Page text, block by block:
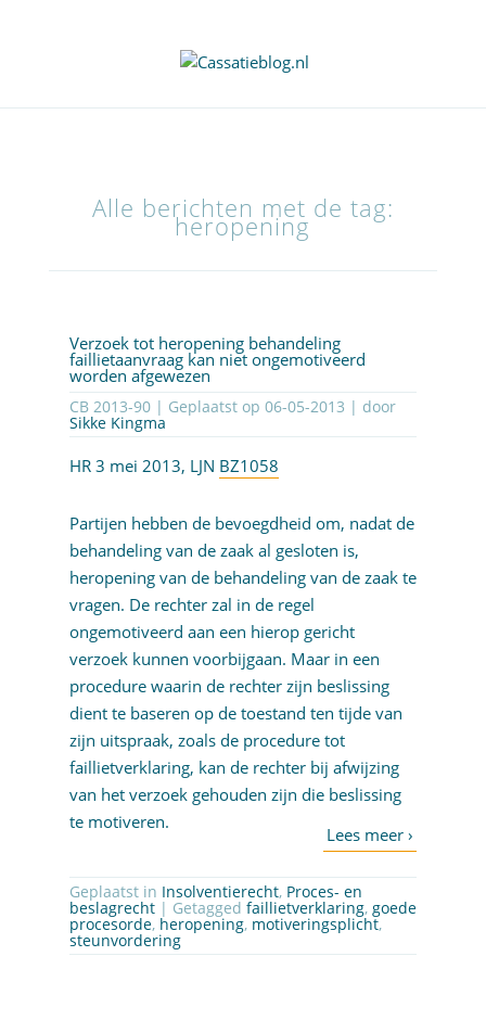
Alle berichten met de tag:
heropening
Verzoek tot heropening behandeling
faillietaanvraag kan niet ongemotiveerd
worden afgewezen
CB 2013-90 | Geplaatst op 06-05-2013 | door
Sikke Kingma
HR 3 mei 2013, LJN BZ1058
Partijen hebben de bevoegdheid om, nadat de
behandeling van de zaak al gesloten is,
heropening van de behandeling van de zaak te
vragen. De rechter zal in de regel
ongemotiveerd aan een hierop gericht
verzoek kunnen voorbijgaan. Maar in een
procedure waarin de rechter zijn beslissing
dient te baseren op de toestand ten tijde van
zijn uitspraak, zoals de procedure tot
faillietverklaring, kan de rechter bij afwijzing
van het verzoek gehouden zijn die beslissing
te motiveren.
Geplaatst in Insolventierecht, Proces- en
beslagrecht | Getagged faillietverklaring, goede
procesorde, heropening, motiveringsplicht,
steunvordering